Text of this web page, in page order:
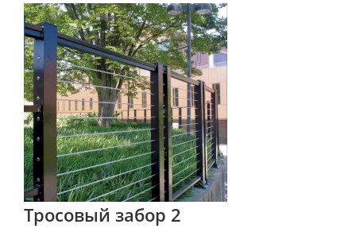
Тросовый забор 2